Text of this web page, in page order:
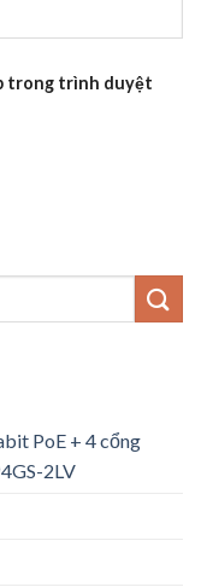
trong trình duyệt
PoE + 4 cổng
2LV